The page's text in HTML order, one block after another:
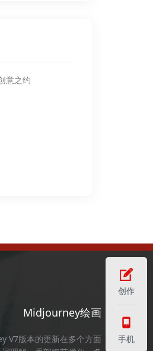
意之约
Midjourney绘画
V7版本的更新在多个方面
创作
手机